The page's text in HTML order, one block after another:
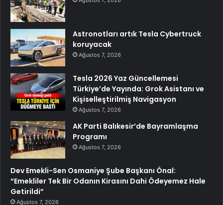
Astronotları artık Tesla Cybertruck
koruyacak
Ağustos 7, 2026
Tesla 2026 Yaz Güncellemesi
Türkiye’de Yayında: Grok Asistanı ve
Kişiselleştirilmiş Navigasyon
Ağustos 7, 2026
AK Parti Balıkesir’de Bayramlaşma
Programı
Ağustos 7, 2026
Dev Emekli-Sen Osmaniye Şube Başkanı Önal:
“Emekliler Tek Bir Odanın Kirasını Dahi Ödeyemez Hale
Getirildi”
Ağustos 7, 2026